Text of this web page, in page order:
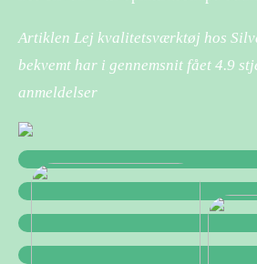
Artiklen Lej kvalitetsværktøj hos
bekvemt har i gennemsnit fået 4.9
anmeldelser